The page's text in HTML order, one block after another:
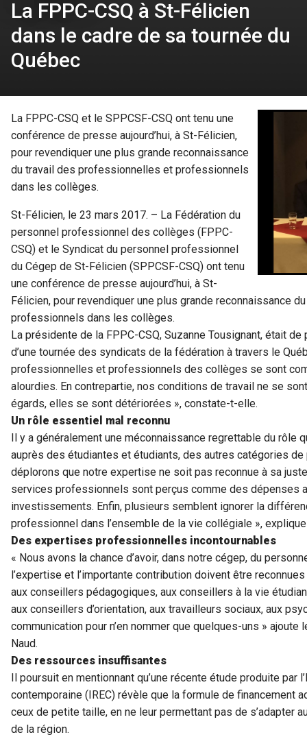
La FPPC-CSQ à St-Félicien
dans le cadre de sa tournée du
Québec
La FPPC-CSQ et le SPPCSF-CSQ ont tenu une
conférence de presse aujourd’hui, à St-Félicien,
pour revendiquer une plus grande reconnaissance
du travail des professionnelles et professionnels
dans les collèges.
St-Félicien, le 23 mars 2017. – La Fédération du
personnel professionnel des collèges (FPPC-
CSQ) et le Syndicat du personnel professionnel
du Cégep de St-Félicien (SPPCSF-CSQ) ont tenu
une conférence de presse aujourd’hui, à St-
Félicien, pour revendiquer une plus grande reconnaissance
professionnels dans les collèges.
La présidente de la FPPC-CSQ, Suzanne Tousignant, était
d’une tournée des syndicats de la fédération à travers le
professionnelles et professionnels des collèges se sont
alourdies. En contrepartie, nos conditions de travail ne se
égards, elles se sont détériorées », constate-t-elle.
Un rôle essentiel mal reconnu
Il y a généralement une méconnaissance regrettable du
auprès des étudiantes et étudiants, des autres catégories
déplorons que notre expertise ne soit pas reconnue à sa
services professionnels sont perçus comme des dépenses
investissements. Enfin, plusieurs semblent ignorer la
professionnel dans l’ensemble de la vie collégiale »,
Des expertises professionnelles incontournables
« Nous avons la chance d’avoir, dans notre cégep, du
l’expertise et l’importante contribution doivent être
aux conseillers pédagogiques, aux conseillers à la vie
aux conseillers d’orientation, aux travailleurs sociaux, aux
communication pour n’en nommer que quelques-uns » ajoute
Naud.
Des ressources insuffisantes
Il poursuit en mentionnant qu’une récente étude produite par
contemporaine (IREC) révèle que la formule de financement
ceux de petite taille, en ne leur permettant pas de s’adapter
de la région.